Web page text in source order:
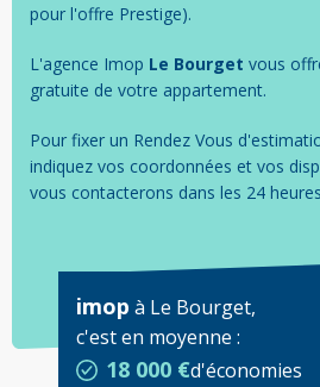
pour l'offre Prestige).
L'agence Imop Le Bourget vous
gratuite de votre appartement.
Pour fixer un Rendez Vous
indiquez vos coordonnées et vos
vous contacterons dans les 24
imop à Le Bourget,
c'est en moyenne :
18 000 €d'économies